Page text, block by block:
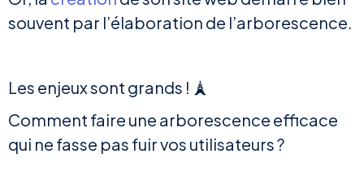
souvent par l’élaboration de l’arborescence.
Les enjeux sont grands ! 🗼
Comment faire une arborescence efficace
qui ne fasse pas fuir vos utilisateurs ?